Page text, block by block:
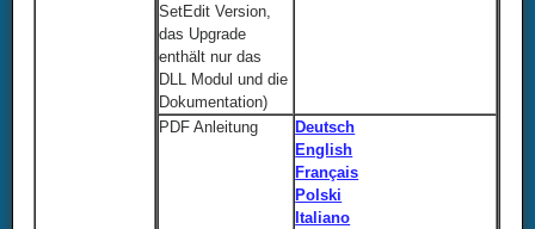
SetEdit Version,
das Upgrade
enthält nur das
DLL Modul und die
Dokumentation)
PDF Anleitung
Deutsch
English
Français
Polski
Italiano